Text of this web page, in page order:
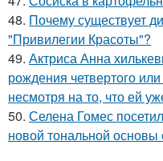
48. Почему существует
"Привилегии Красоты"?
49. Актриса Анна
рождения четвертого
несмотря на то, что ей
50. Селена Гомес
новой тональной основы